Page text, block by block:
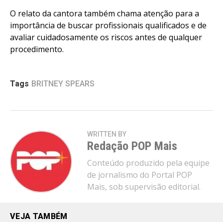
O relato da cantora também chama atenção para a
importância de buscar profissionais qualificados e de
avaliar cuidadosamente os riscos antes de qualquer
procedimento.
Tags BRITNEY SPEARS
WRITTEN BY
Redação POP Mais
Conteúdo produzido pela equipe
de jornalismo do Portal POP
Mais, sob supervisão editorial.
VEJA TAMBÉM